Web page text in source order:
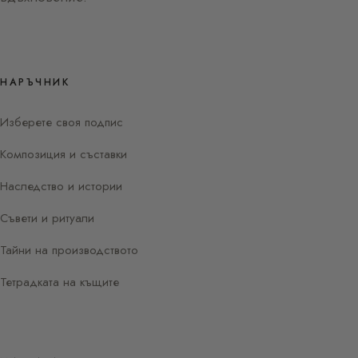
НАРЪЧНИК
Изберете своя подпис
Композиция и съставки
Наследство и истории
Съвети и ритуали
Тайни на производството
Тетрадката на къщите